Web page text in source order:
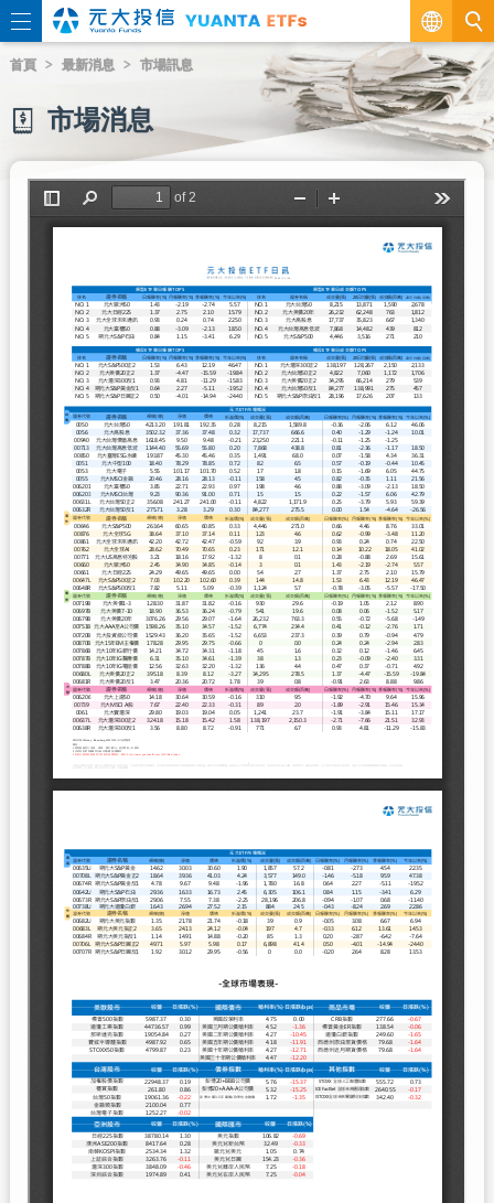
繁
EN
首頁 最新消息 市場訊息
市場消息